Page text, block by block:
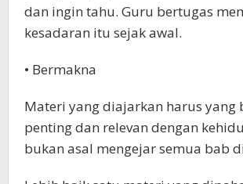
dan ingin tahu. Guru bertugas
kesadaran itu sejak awal.
• Bermakna
Materi yang diajarkan harus yang
penting dan relevan dengan
bukan asal mengejar semua bab